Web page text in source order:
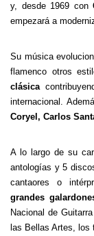
y, desde 1969 con
empezará a
Su música
flamenco otros
clásica
internacional.
Coryel, Carlos
A lo largo de su
antologías y 5
cantaores o
grandes
Nacional de
las Bellas Artes,